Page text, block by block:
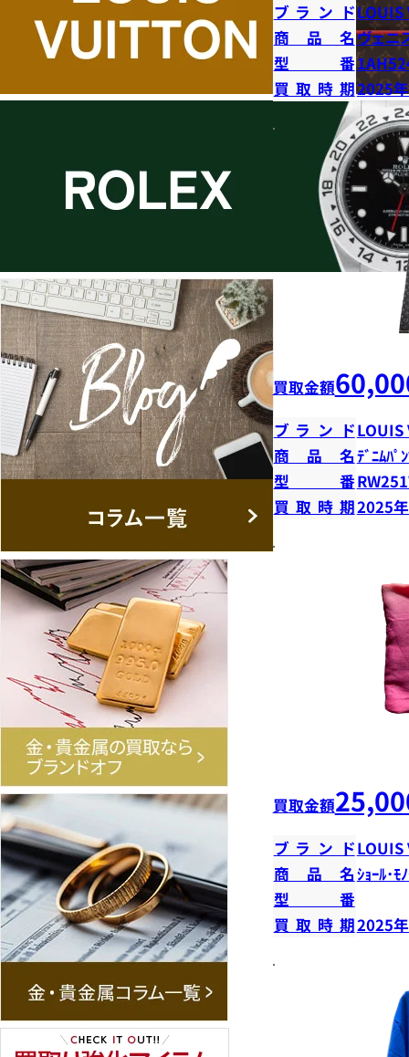
ブランドLOUIS
商品名ヴェニ
型番
買取時期2025
買取金額
ブランドLOUIS
商品名ﾃﾞﾆﾑﾊﾟ
型番
買取時期2025
買取金額
ブランドLOUIS
商品名ｼｮｰﾙ･ﾓ
型番
買取時期2025